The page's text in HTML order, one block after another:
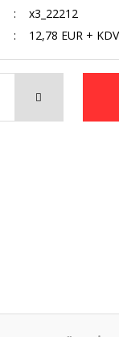
x3_22212
12,78 EUR + KDV